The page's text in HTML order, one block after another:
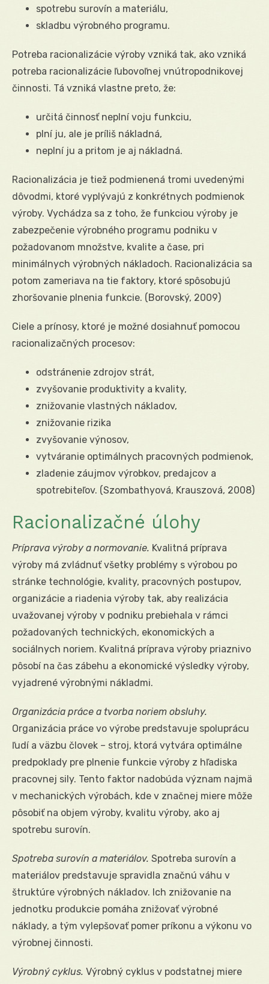
spotrebu surovín a materiálu,
skladbu výrobného programu.
Potreba racionalizácie výroby vzniká tak, ako vzniká
potreba racionalizácie ľubovoľnej vnútropodnikovej
činnosti. Tá vzniká vlastne preto, že:
určitá činnosť neplní voju funkciu,
plní ju, ale je príliš nákladná,
neplní ju a pritom je aj nákladná.
Racionalizácia je tiež podmienená tromi uvedenými
dôvodmi, ktoré vyplývajú z konkrétnych podmienok
výroby. Vychádza sa z toho, že funkciou výroby je
zabezpečenie výrobného programu podniku v
požadovanom množstve, kvalite a čase, pri
minimálnych výrobných nákladoch. Racionalizácia sa
potom zameriava na tie faktory, ktoré spôsobujú
zhoršovanie plnenia funkcie. (Borovský, 2009)
Ciele a prínosy, ktoré je možné dosiahnuť pomocou
racionalizačných procesov:
odstránenie zdrojov strát,
zvyšovanie produktivity a kvality,
znižovanie vlastných nákladov,
znižovanie rizika
zvyšovanie výnosov,
vytváranie optimálnych pracovných podmienok,
zladenie záujmov výrobkov, predajcov a
spotrebiteľov. (Szombathyová, Krauszová, 2008)
Racionalizačné úlohy
Príprava výroby a normovanie. Kvalitná príprava
výroby má zvládnuť všetky problémy s výrobou po
stránke technológie, kvality, pracovných postupov,
organizácie a riadenia výroby tak, aby realizácia
uvažovanej výroby v podniku prebiehala v rámci
požadovaných technických, ekonomických a
sociálnych noriem. Kvalitná príprava výroby priaznivo
pôsobí na čas zábehu a ekonomické výsledky výroby,
vyjadrené výrobnými nákladmi.
Organizácia práce a tvorba noriem obsluhy.
Organizácia práce vo výrobe predstavuje spoluprácu
ľudí a väzbu človek – stroj, ktorá vytvára optimálne
predpoklady pre plnenie funkcie výroby z hľadiska
pracovnej sily. Tento faktor nadobúda význam najmä
v mechanických výrobách, kde v značnej miere môže
pôsobiť na objem výroby, kvalitu výroby, ako aj
spotrebu surovín.
Spotreba surovín a materiálov. Spotreba surovín a
materiálov predstavuje spravidla značnú váhu v
štruktúre výrobných nákladov. Ich znižovanie na
jednotku produkcie pomáha znižovať výrobné
náklady, a tým vylepšovať pomer príkonu a výkonu vo
výrobnej činnosti.
Výrobný cyklus. Výrobný cyklus v podstatnej miere